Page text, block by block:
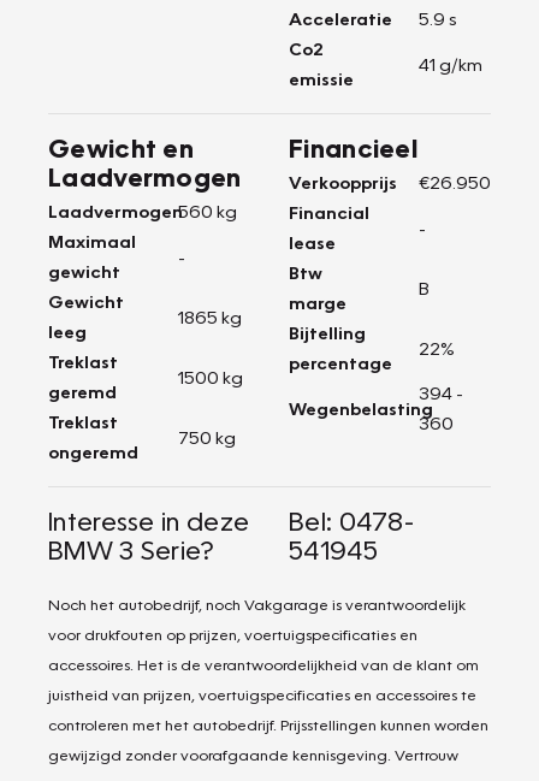
Acceleratie
5.9 s
Co2
emissie
41 g/km
Gewicht en
Laadvermogen
Laadvermogen560 kg
Maximaal
gewicht
-
Gewicht
leeg
1865 kg
Treklast
geremd
1500 kg
Treklast
ongeremd
750 kg
Financieel
Verkoopprijs
€26.950
Financial
lease
-
Btw
marge
B
Bijtelling
percentage
22%
Wegenbelasting
394 -
360
Interesse in deze
BMW 3 Serie?
Bel: 0478-
541945
Noch het autobedrijf, noch Vakgarage is verantwoordelijk
voor drukfouten op prijzen, voertuigspecificaties en
accessoires. Het is de verantwoordelijkheid van de klant om
juistheid van prijzen, voertuigspecificaties en accessoires te
controleren met het autobedrijf. Prijsstellingen kunnen worden
gewijzigd zonder voorafgaande kennisgeving. Vertrouw